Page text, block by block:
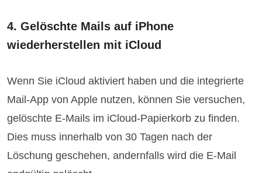
4. Gelöschte Mails auf iPhone
wiederherstellen mit iCloud
Wenn Sie iCloud aktiviert haben und die integrierte
Mail-App von Apple nutzen, können Sie versuchen,
gelöschte E-Mails im iCloud-Papierkorb zu finden.
Dies muss innerhalb von 30 Tagen nach der
Löschung geschehen, andernfalls wird die E-Mail